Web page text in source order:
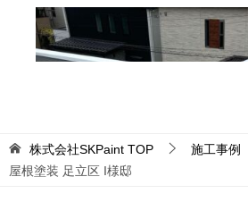
株式会社SKPaint TOP 施工事例
屋根塗装 足立区 I様邸